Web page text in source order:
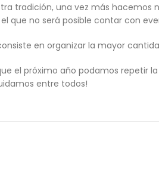
tradición, una vez más hacemos
que no será posible contar con
en organizar la mayor
el próximo año podamos repetir
entre todos!